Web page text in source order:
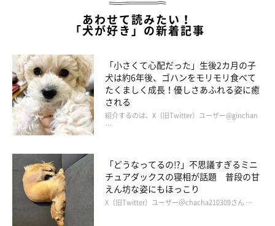
あわせて読みたい！
「犬が好き」の新着記事
「小さくて心配だった」生後2カ月の子
犬は約6年後、ゴハンをモリモリ食べて
たくましく成長！優しさあふれる姿に癒
される
紹介するのは、X（旧Twitter）ユーザー@ginchan
…
「どうなってるの!?」不思議すぎるミニ
チュアダックスの寝相が話題 普段の甘
えん坊な姿にもほっこり
X（旧Twitter）ユーザー＠chacha210309さん …